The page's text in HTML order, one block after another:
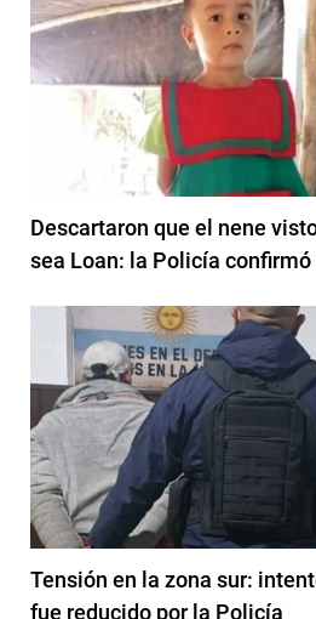
Descartaron que el nene
sea Loan: la Policía
Tensión en la zona sur:
fue reducido por la Policía